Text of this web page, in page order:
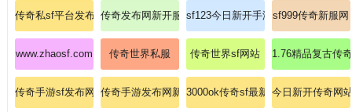
传奇私sf平台发布网传奇发布网新开服 sf123今日新开手游传奇网站
sf999传奇新服网
www.zhaosf.com 传奇世界私服 传奇世界sf网站 1.76精品复古传奇
传奇手游sf发布网新服传奇手游发布网新开服3000ok传奇sf最新发布站今日新开传奇网